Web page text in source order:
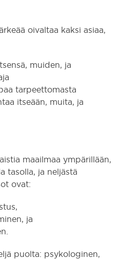
oivaltaa kaksi asiaa,
muiden, ja
tarpeettomasta
itseään, muita, ja
maailmaa ympärillään,
tasolla, ja neljästä
ovat:
ja
puolta: psykologinen,